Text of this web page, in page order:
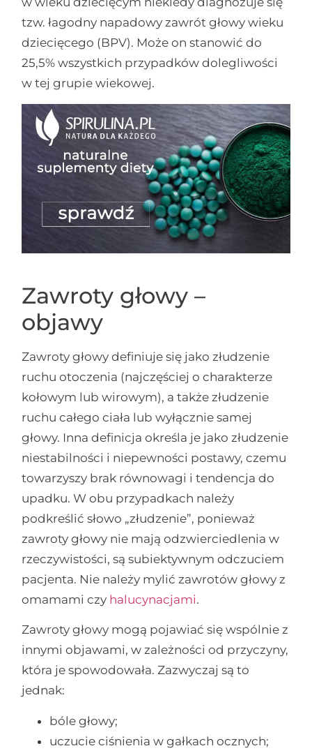
tzw. łagodny napadowy zawrót głowy wieku
dziecięcego (BPV). Może on stanowić do
25,5% wszystkich przypadków dolegliwości
w tej grupie wiekowej.
Zawroty głowy –
objawy
Zawroty głowy definiuje się jako złudzenie
ruchu otoczenia (najczęściej o charakterze
kołowym lub wirowym), a także złudzenie
ruchu całego ciała lub wyłącznie samej
głowy. Inna definicja określa je jako złudzenie
niestabilności i niepewności postawy, czemu
towarzyszy brak równowagi i tendencja do
upadku. W obu przypadkach należy
podkreślić słowo „złudzenie”, ponieważ
zawroty głowy nie mają odzwierciedlenia w
rzeczywistości, są subiektywnym odczuciem
pacjenta. Nie należy mylić zawrotów głowy z
omamami czy halucynacjami.
Zawroty głowy mogą pojawiać się wspólnie z
innymi objawami, w zależności od przyczyny,
która je spowodowała. Zazwyczaj są to
jednak:
bóle głowy;
uczucie ciśnienia w gałkach ocznych;